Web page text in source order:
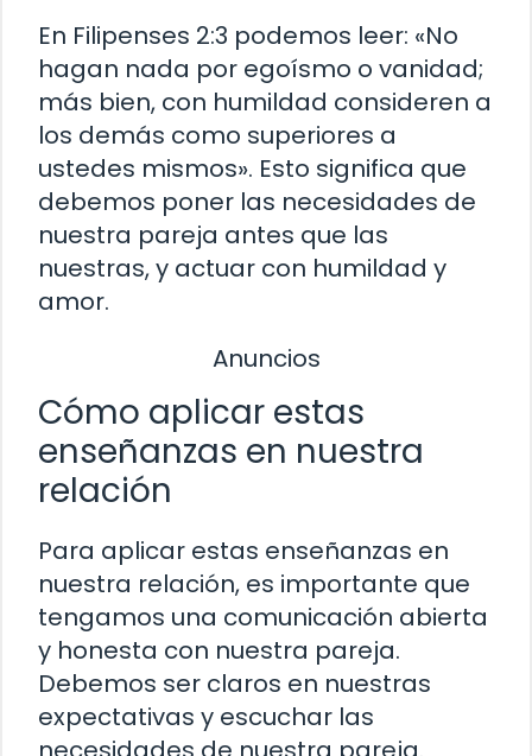
En Filipenses 2:3 podemos leer: «No
hagan nada por egoísmo o vanidad;
más bien, con humildad consideren a
los demás como superiores a
ustedes mismos». Esto significa que
debemos poner las necesidades de
nuestra pareja antes que las
nuestras, y actuar con humildad y
amor.
Anuncios
Cómo aplicar estas
enseñanzas en nuestra
relación
Para aplicar estas enseñanzas en
nuestra relación, es importante que
tengamos una comunicación abierta
y honesta con nuestra pareja.
Debemos ser claros en nuestras
expectativas y escuchar las